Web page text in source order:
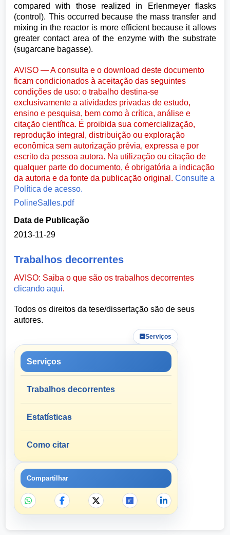
compared with those realized in Erlenmeyer flasks
(control). This occurred because the mass transfer and
mixing in the reactor is more efficient because it allows
greater contact area of the enzyme with the substrate
(sugarcane bagasse).
AVISO — A consulta e o download deste documento
ficam condicionados à aceitação das seguintes
condições de uso: o trabalho destina-se
exclusivamente a atividades privadas de estudo,
ensino e pesquisa, bem como à crítica, análise e
citação científica. É proibida sua comercialização,
reprodução integral, distribuição ou exploração
econômica sem autorização prévia, expressa e por
escrito da pessoa autora. Na utilização ou citação de
qualquer parte do documento, é obrigatória a indicação
da autoria e da fonte da publicação original.Consulte a
Política de acesso.
PolineSalles.pdf
Data de Publicação
2013-11-29
Trabalhos decorrentes
AVISO: Saiba o que são os trabalhos decorrentes
clicando aqui.
Todos os direitos da tese/dissertação são de seus
autores.
Serviços
Serviços
Trabalhos decorrentes
Estatísticas
Como citar
Compartilhar